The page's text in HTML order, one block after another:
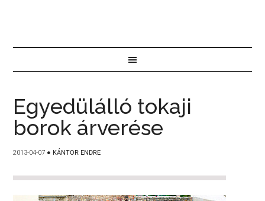
Egyedülálló tokaji
borok árverése
2013-04-07 ● KÁNTOR ENDRE